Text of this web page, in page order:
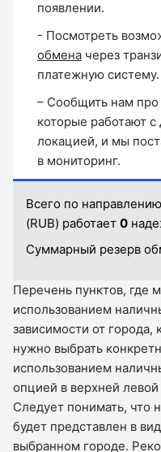
появлении.
- Посмотреть
обмена через
платежную систему.
– Сообщить нам
которые работают
локацией, и мы
в мониторинг.
Всего по
(RUB) работает 0
Суммарный резерв
Перечень пунктов, где
использованием
зависимости от
нужно выбрать
использованием
опцией в верхней
Следует понимать, что
будет представлен в
выбранном городе.